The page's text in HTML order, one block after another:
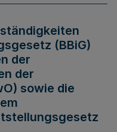
(BBiG)
der
der
sowie die